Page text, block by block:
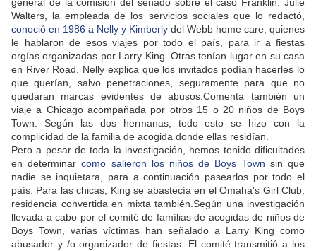
Walters, la empleada de los servicios sociales que lo redactó,
conoció en 1986 a Nelly y Kimberly del Webb home care, quienes
le hablaron de esos viajes por todo el país, para ir a fiestas
orgías organizadas por Larry King. Otras tenían lugar en su casa
en River Road. Nelly explica que los invitados podían hacerles lo
que querían, salvo penetraciones, seguramente para que no
quedaran marcas evidentes de abusos.Comenta también un
viaje a Chicago acompañada por otros 15 o 20 niños de Boys
Town. Según las dos hermanas, todo esto se hizo con la
complicidad de la familia de acogida donde ellas residían.
Pero a pesar de toda la investigación, hemos tenido dificultades
en determinarcomo salieron los niños de Boys Town sin que
nadie se inquietara, para a continuación pasearlos por todo el
país. Para las chicas, King se abastecía en el Omaha's Girl Club,
residencia convertida en mixta también.Según una investigación
llevada a cabo por el comité de famílias de acogidas de niños de
Boys Town, varias víctimas han señalado a Larry King como
abusador y /o organizador de fiestas. El comité transmitió a los